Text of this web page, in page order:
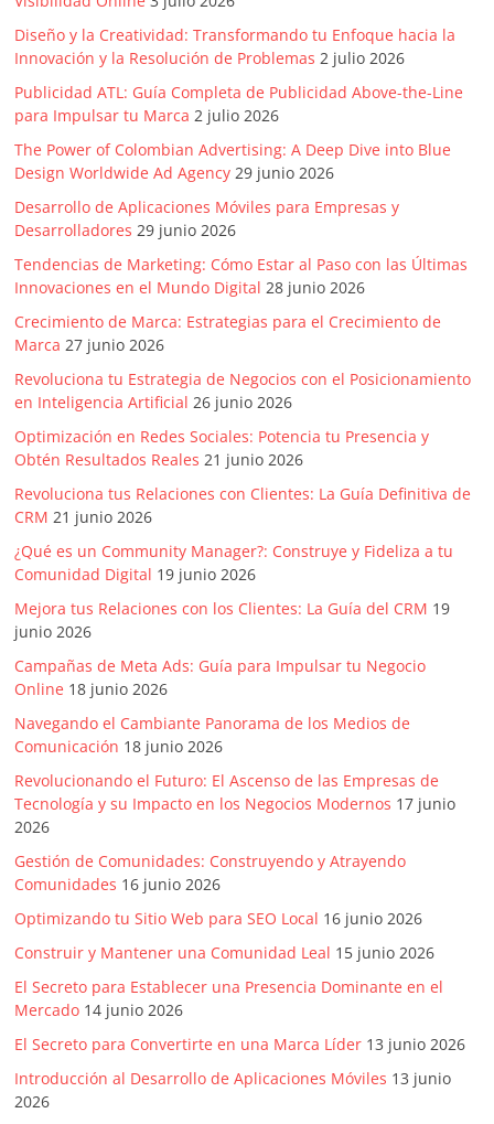
Agencias,
Empresas,
Negocios,
Tendencias,
Trendings,
Dinero,
Economía,
Web,
Estrategias
Digitales,
Estrategias
Publicitarias,
Alianzas,
Clientes,
Innovación,
Tecnología,
Noticias,
Artículos,
Gente,
Contenidos
Calidad,
Eventos
de
Marketing,
Mercadotecnia,
Eventos
Publicitarios,
Colecciónes,
Marcas,
Insigns,
TV,
Radio,
Creatividad,
SEO,
SEM,
Free
Press,
RRPP,
Spots,
Diseño y la Creatividad: Transformando tu Enfoque hacia la
Innovación y la Resolución de Problemas 2 julio 2026
Publicidad ATL: Guía Completa de Publicidad Above-the-Line
para Impulsar tu Marca 2 julio 2026
The Power of Colombian Advertising: A Deep Dive into Blue
Design Worldwide Ad Agency 29 junio 2026
Desarrollo de Aplicaciones Móviles para Empresas y
Desarrolladores 29 junio 2026
Tendencias de Marketing: Cómo Estar al Paso con las Últimas
Innovaciones en el Mundo Digital 28 junio 2026
Crecimiento de Marca: Estrategias para el Crecimiento de
Marca 27 junio 2026
Revoluciona tu Estrategia de Negocios con el Posicionamiento
en Inteligencia Artificial 26 junio 2026
Optimización en Redes Sociales: Potencia tu Presencia y
Obtén Resultados Reales 21 junio 2026
Revoluciona tus Relaciones con Clientes: La Guía Definitiva de
CRM 21 junio 2026
¿Qué es un Community Manager?: Construye y Fideliza a tu
Comunidad Digital 19 junio 2026
Mejora tus Relaciones con los Clientes: La Guía del CRM 19
junio 2026
Campañas de Meta Ads: Guía para Impulsar tu Negocio
Online 18 junio 2026
Navegando el Cambiante Panorama de los Medios de
Comunicación 18 junio 2026
Revolucionando el Futuro: El Ascenso de las Empresas de
Tecnología y su Impacto en los Negocios Modernos 17 junio
2026
Gestión de Comunidades: Construyendo y Atrayendo
Comunidades 16 junio 2026
Optimizando tu Sitio Web para SEO Local 16 junio 2026
Construir y Mantener una Comunidad Leal 15 junio 2026
El Secreto para Establecer una Presencia Dominante en el
Mercado 14 junio 2026
El Secreto para Convertirte en una Marca Líder 13 junio 2026
Introducción al Desarrollo de Aplicaciones Móviles 13 junio
2026